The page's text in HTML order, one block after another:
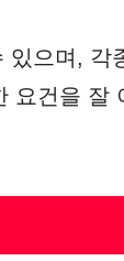
으며, 각
건을 잘